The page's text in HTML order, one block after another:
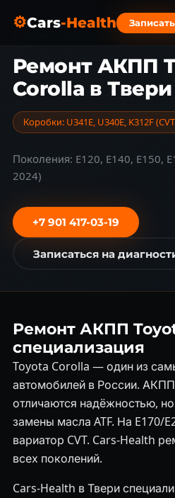
⚙Cars-Health
Марки авто ›
Ремонт АКПП
Corolla в Твери
Коробки: U341E, U340E, K312F
Поколения: E120, E140, E150,
2024)
+7 901 417-03-19
Записаться на
Ремонт АКПП
специализация
Toyota Corolla — один из
автомобилей в России. АКПП
отличаются надёжностью,
замены масла ATF. На E170/
вариатор CVT. Cars-Health
всех поколений.
Cars-Health в Твери